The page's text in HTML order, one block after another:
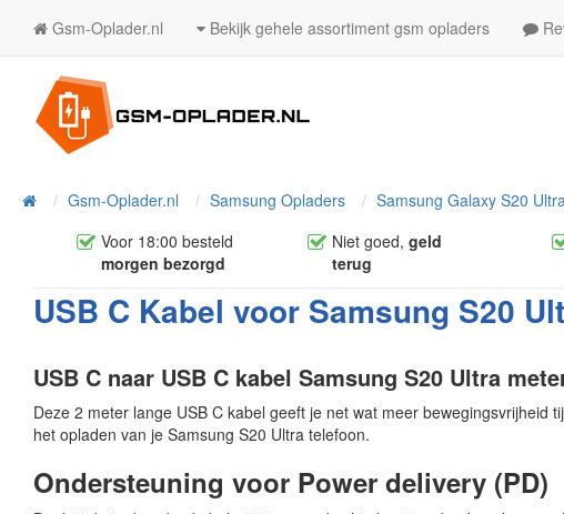
Gsm-Oplader.nl Bekijk gehele assortiment gsm opladers
HomeGsm-Oplader.nl Samsung Opladers Samsung Galaxy S20
Voor 18:00 besteld
morgen bezorgd
Niet goed,geld
terug
USB C Kabel voor Samsung S20
USB C naar USB C kabel Samsung S20 Ultra
Deze 2 meter lange USB C kabel geeft je net wat meer bewegingsvrijheid
het opladen van je Samsung S20 Ultra telefoon.
Ondersteuning voor Power delivery (PD)